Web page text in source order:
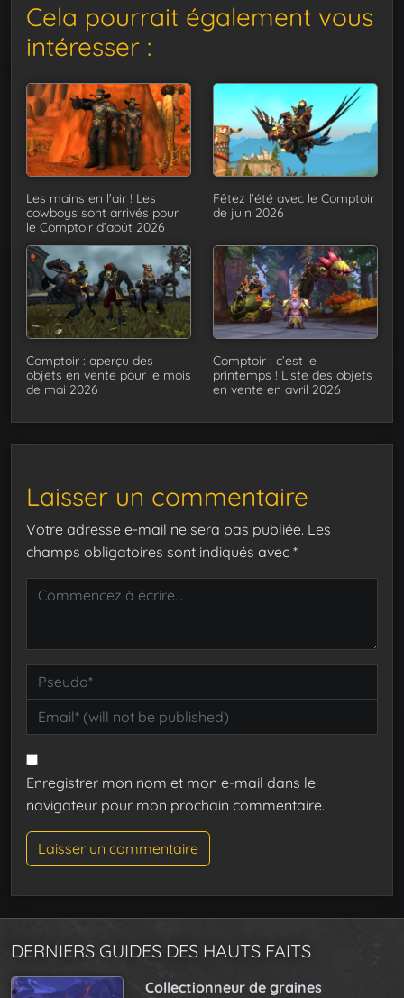
Cela pourrait également vous
intéresser :
Les mains en l’air ! Les
cowboys sont arrivés pour
le Comptoir d’août 2026
Fêtez l’été avec le Comptoir
de juin 2026
Comptoir : aperçu des
objets en vente pour le mois
de mai 2026
Comptoir : c’est le
printemps ! Liste des objets
en vente en avril 2026
Laisser un commentaire
Votre adresse e-mail ne sera pas publiée. Les
champs obligatoires sont indiqués avec *
Enregistrer mon nom et mon e-mail dans le
navigateur pour mon prochain commentaire.
DERNIERS GUIDES DES HAUTS FAITS
Collectionneur de graines